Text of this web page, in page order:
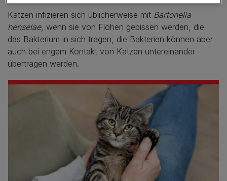
Katzen infizieren sich üblicherweise mit Bartonella
henselae, wenn sie von Flöhen gebissen werden, die
das Bakterium in sich tragen, die Bakterien können aber
auch bei engem Kontakt von Katzen untereinander
übertragen werden.